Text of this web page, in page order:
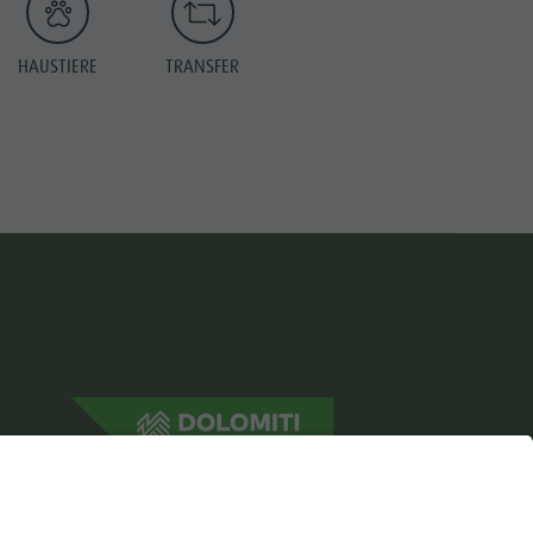
HAUSTIERE TRANSFER